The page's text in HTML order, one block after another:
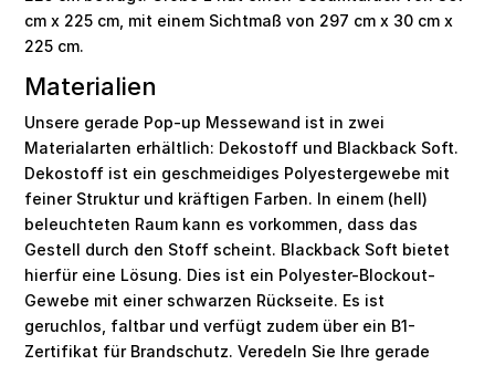
cm x 225 cm, mit einem Sichtmaß von 297 cm x 30 cm x
225 cm.
Materialien
Unsere gerade Pop-up Messewand ist in zwei
Materialarten erhältlich: Dekostoff und Blackback Soft.
Dekostoff ist ein geschmeidiges Polyestergewebe mit
feiner Struktur und kräftigen Farben. In einem (hell)
beleuchteten Raum kann es vorkommen, dass das
Gestell durch den Stoff scheint. Blackback Soft bietet
hierfür eine Lösung. Dies ist ein Polyester-Blockout-
Gewebe mit einer schwarzen Rückseite. Es ist
geruchlos, faltbar und verfügt zudem über ein B1-
Zertifikat für Brandschutz. Veredeln Sie Ihre gerade